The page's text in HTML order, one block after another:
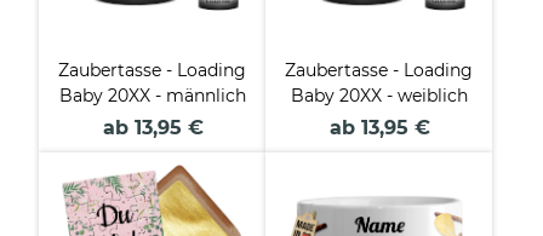
Zaubertasse - Loading
Baby 20XX - männlich
ab 13,95 €
Zaubertasse - Loading
Baby 20XX - weiblich
ab 13,95 €